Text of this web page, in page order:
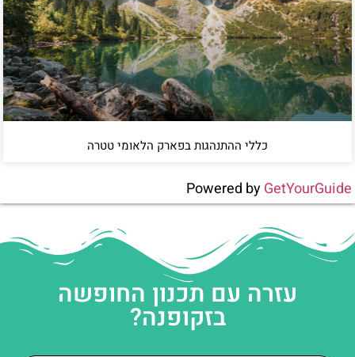
כללי ההתנהגות בפארק הלאומי טטרה
Powered byGetYourGuide
עזרה עם תכנון החופשה
בזקופנה?